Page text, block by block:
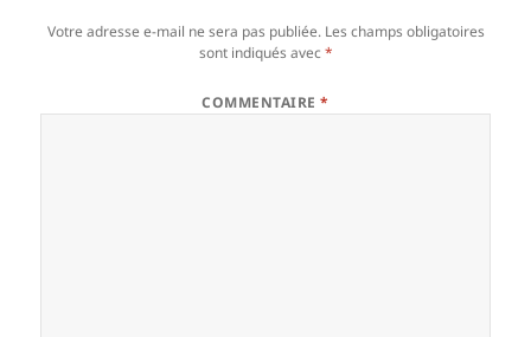
Votre adresse e-mail ne sera pas publiée. Les champs obligatoires
sont indiqués avec*
COMMENTAIRE*